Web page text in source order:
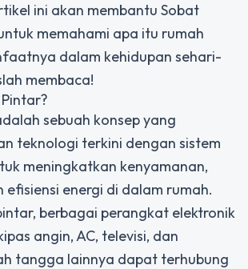
ini akan membantu Sobat
memahami apa itu rumah
dalam kehidupan sehari-
membaca!
sebuah konsep yang
teknologi terkini dengan sistem
meningkatkan kenyamanan,
efisiensi energi di dalam rumah.
berbagai perangkat elektronik
angin, AC, televisi, dan
tangga lainnya dapat terhubung